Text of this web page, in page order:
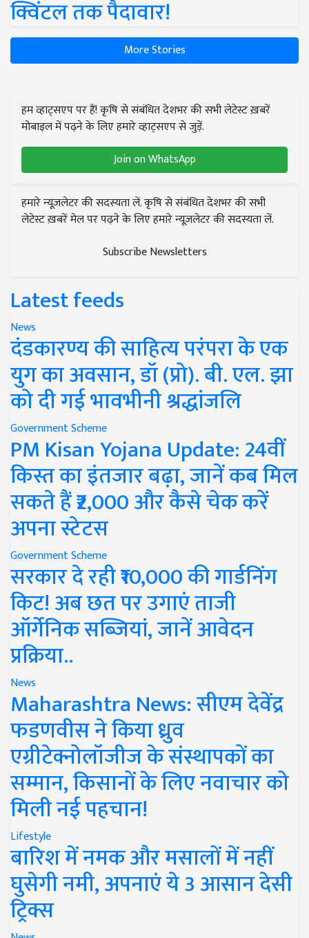
क्विंटल तक पैदावार!
More Stories
हम व्हाट्सएप पर हैं! कृषि से संबंधित देशभर की सभी लेटेस्ट ख़बरें
मोबाइल में पढ़ने के लिए हमारे व्हाट्सएप से जुड़ें.
Join on WhatsApp
हमारे न्यूज़लेटर की सदस्यता लें. कृषि से संबंधित देशभर की सभी
लेटेस्ट ख़बरें मेल पर पढ़ने के लिए हमारे न्यूज़लेटर की सदस्यता लें.
Subscribe Newsletters
Latest feeds
News
दंडकारण्य की साहित्य परंपरा के एक
युग का अवसान, डॉ (प्रो). बी. एल. झा
को दी गई भावभीनी श्रद्धांजलि
Government Scheme
PM Kisan Yojana Update: 24वीं
किस्त का इंतजार बढ़ा, जानें कब मिल
सकते हैं ₹2,000 और कैसे चेक करें
अपना स्टेटस
Government Scheme
सरकार दे रही ₹10,000 की गार्डनिंग
किट! अब छत पर उगाएं ताजी
ऑर्गेनिक सब्जियां, जानें आवेदन
प्रक्रिया..
News
Maharashtra News: सीएम देवेंद्र
फडणवीस ने किया ध्रुव
एग्रीटेक्नोलॉजीज के संस्थापकों का
सम्मान, किसानों के लिए नवाचार को
मिली नई पहचान!
Lifestyle
बारिश में नमक और मसालों में नहीं
घुसेगी नमी, अपनाएं ये 3 आसान देसी
ट्रिक्स